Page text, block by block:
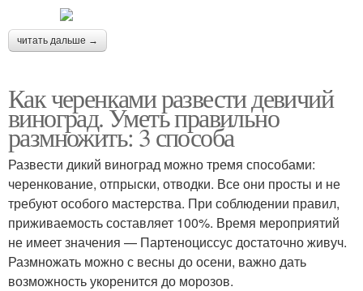
читать дальше →
Как черенками развести девичий
виноград. Уметь правильно
размножить: 3 способа
Развести дикий виноград можно тремя способами:
черенкование, отпрыски, отводки. Все они просты и не
требуют особого мастерства. При соблюдении правил,
приживаемость составляет 100%. Время мероприятий
не имеет значения — Партеноциссус достаточно живуч.
Размножать можно с весны до осени, важно дать
возможность укоренится до морозов.